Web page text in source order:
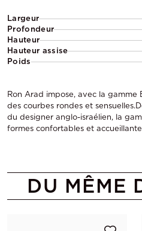
Largeur
Profondeur
Hauteur
Hauteur assise
Poids
Ron Arad impose, avec la gamme
des courbes rondes et
du designer anglo-israélien, la
formes confortables et
DU MÊME